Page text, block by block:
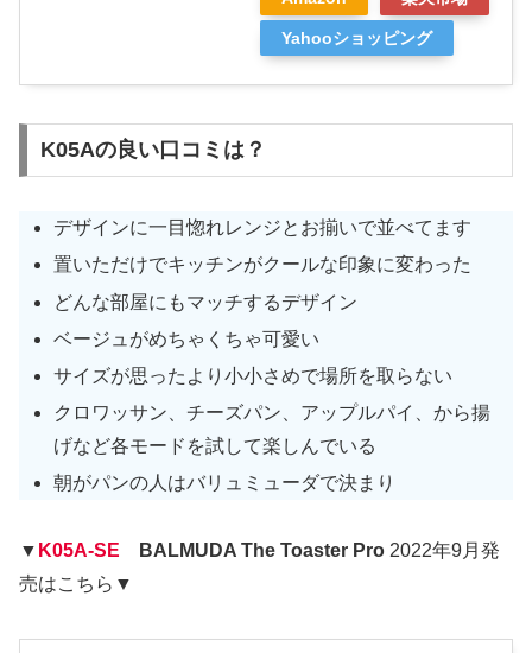
Yahooショッピング
K05Aの良い口コミは？
デザインに一目惚れレンジとお揃いで並べてます
置いただけでキッチンがクールな印象に変わった
どんな部屋にもマッチするデザイン
ベージュがめちゃくちゃ可愛い
サイズが思ったより小小さめで場所を取らない
クロワッサン、チーズパン、アップルパイ、から揚
げなど各モードを試して楽しんでいる
朝がパンの人はバリュミューダで決まり
▼ K05A-SE BALMUDA The Toaster Pro 2022年9月発
売はこちら▼